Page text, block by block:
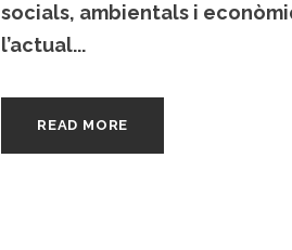
socials, ambientals i
l’actual...
READ MORE